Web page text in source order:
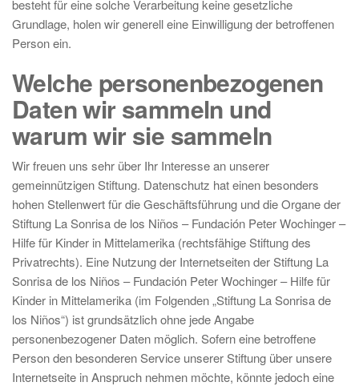
besteht für eine solche Verarbeitung keine gesetzliche
Grundlage, holen wir generell eine Einwilligung der betroffenen
Person ein.
Welche personenbezogenen
Daten wir sammeln und
warum wir sie sammeln
Wir freuen uns sehr über Ihr Interesse an unserer
gemeinnützigen Stiftung. Datenschutz hat einen besonders
hohen Stellenwert für die Geschäftsführung und die Organe der
Stiftung La Sonrisa de los Niños – Fundación Peter Wochinger –
Hilfe für Kinder in Mittelamerika (rechtsfähige Stiftung des
Privatrechts). Eine Nutzung der Internetseiten der Stiftung La
Sonrisa de los Niños – Fundación Peter Wochinger – Hilfe für
Kinder in Mittelamerika (im Folgenden „Stiftung La Sonrisa de
los Niños“) ist grundsätzlich ohne jede Angabe
personenbezogener Daten möglich. Sofern eine betroffene
Person den besonderen Service unserer Stiftung über unsere
Internetseite in Anspruch nehmen möchte, könnte jedoch eine